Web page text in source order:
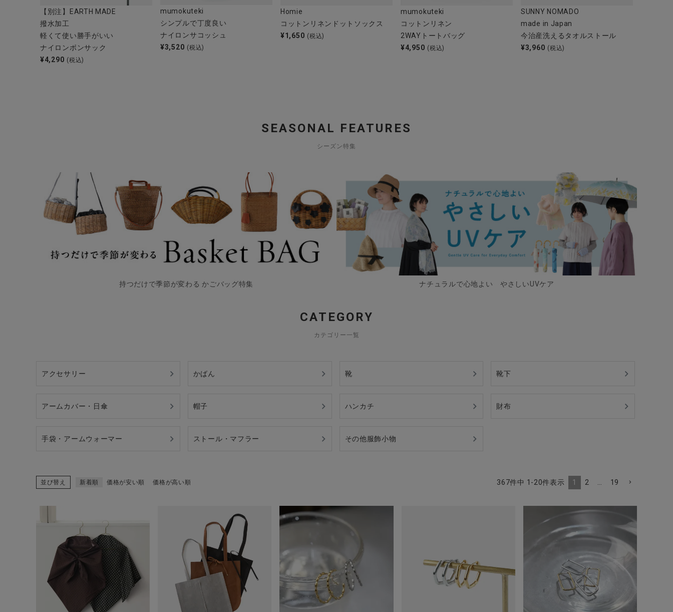
全ての商品
CONTENTS
【別注】EARTH MADE
撥水加工
軽くて使い勝手がいい
ナイロンボンサック
¥4,290 (税込)
mumokuteki
シンプルで丁度良い
ナイロンサコッシュ
¥3,520 (税込)
Homie
コットンリネンドットソックス
¥1,650 (税込)
mumokuteki
コットンリネン
2WAYトートバッグ
¥4,950 (税込)
SUNNY NOMADO
made in Japan
今治産洗えるタオルストール
¥3,960 (税込)
SEASONAL FEATURES
シーズン特集
持つだけで季節が変わる かごバッグ特集 ナチュラルで心地よい やさしいUVケア
CATEGORY
カテゴリー一覧
アクセサリー かばん 靴 靴下
アームカバー・日傘 帽子 ハンカチ 財布
手袋・アームウォーマー ストール・マフラー その他服飾小物
並び替え 新着順 価格が安い順 価格が高い順 367件中 1 -20件表示 1 2 19